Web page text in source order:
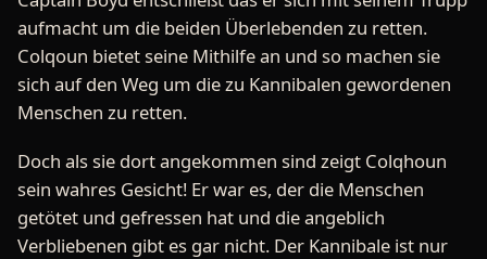
aufmacht um die beiden Überlebenden zu retten.
Colqoun bietet seine Mithilfe an und so machen sie
sich auf den Weg um die zu Kannibalen gewordenen
Menschen zu retten.
Doch als sie dort angekommen sind zeigt Colqhoun
sein wahres Gesicht! Er war es, der die Menschen
getötet und gefressen hat und die angeblich
Verbliebenen gibt es gar nicht. Der Kannibale ist nur